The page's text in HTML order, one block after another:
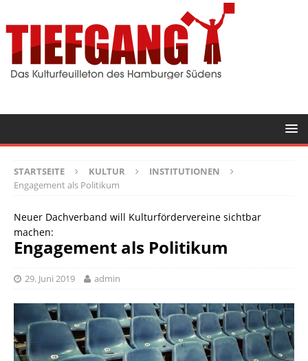
STARTSEITE KULTUR
INSTITUTIONEN
Engagement als Politikum
Neuer Dachverband will Kulturfördervereine sichtbar
machen:
Engagement als Politikum
29. Juni 2019 admin